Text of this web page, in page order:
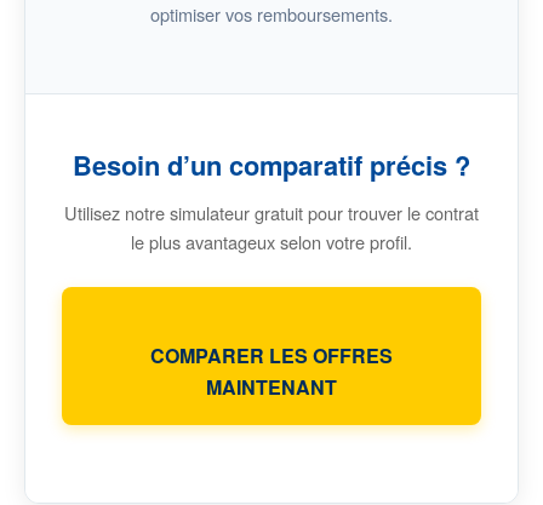
optimiser vos remboursements.
Besoin d’un comparatif précis ?
Utilisez notre simulateur gratuit pour trouver le contrat
le plus avantageux selon votre profil.
COMPARER LES OFFRES
MAINTENANT